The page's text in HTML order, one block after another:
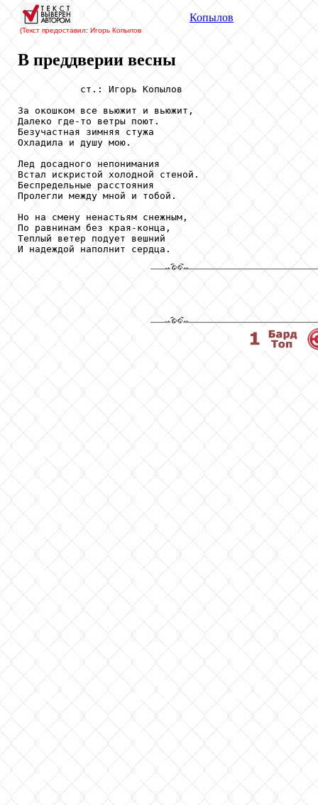
(Текст предоставил: Игорь Копылов
Копылов
В преддверии весны
           ст.: Игорь Копылов
За окошком все вьюжит и вьюжит,
Далеко где-то ветры поют.
Безучастная зимняя стужа
Охладила и душу мою.
Лед досадного непонимания
Встал искристой холодной стеной.
Беспредельные расстояния
Пролегли между мной и тобой.
Но на смену ненастьям снежным,
По равнинам без края-конца,
Теплый ветер подует вешний
И надеждой наполнит сердца.